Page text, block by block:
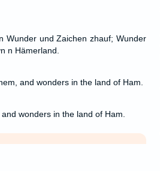
Wunder und Zaichen zhauf; Wunder
n Hämerland.
and wonders in the land of Ham.
wonders in the land of Ham.